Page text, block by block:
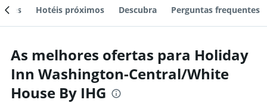
Hotéis próximos Descubra Perguntas frequentes
As melhores ofertas para Holiday
Inn Washington-Central/White
House By IHG